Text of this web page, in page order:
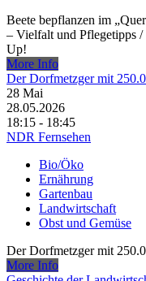
Beete bepflanzen im
– Vielfalt und Pflegetipps /​
Up!
More Info
Der Dorfmetzger mit
28 Mai
28.05.2026
18:15 - 18:45
NDR Fernsehen
Bio/Öko
Ernährung
Gartenbau
Landwirtschaft
Obst und Gemüse
Der Dorfmetzger mit
More Info